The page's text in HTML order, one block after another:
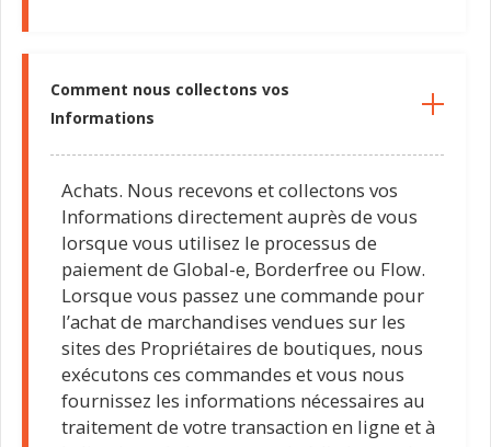
Comment nous collectons vos
Informations
Achats. Nous recevons et collectons vos
Informations directement auprès de vous
lorsque vous utilisez le processus de
paiement de Global-e, Borderfree ou Flow.
Lorsque vous passez une commande pour
l’achat de marchandises vendues sur les
sites des Propriétaires de boutiques, nous
exécutons ces commandes et vous nous
fournissez les informations nécessaires au
traitement de votre transaction en ligne et à